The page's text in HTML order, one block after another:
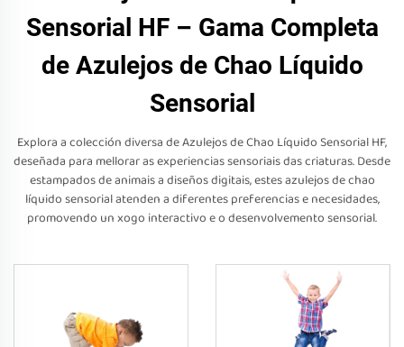
Sensorial HF – Gama Completa
de Azulejos de Chao Líquido
Sensorial
Explora a colección diversa de Azulejos de Chao Líquido Sensorial HF,
deseñada para mellorar as experiencias sensoriais das criaturas. Desde
estampados de animais a diseños digitais, estes azulejos de chao
líquido sensorial atenden a diferentes preferencias e necesidades,
promovendo un xogo interactivo e o desenvolvemento sensorial.